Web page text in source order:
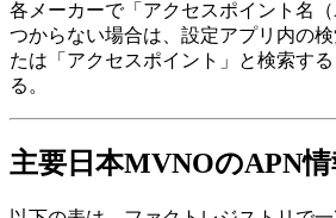
各メーカーで「アクセスポイント名
つからない場合は、設定アプリ内の
たは「アクセスポイント」と検索す
る。
主要日本MVNOのAPN